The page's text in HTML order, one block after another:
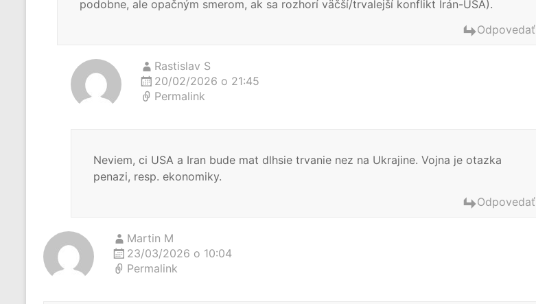
podobne, ale opačným smerom, ak sa rozhorí väčší/trvalejší konflikt Irán-USA).
Odpovedať
Rastislav S
20/02/2026 o 21:45
Permalink
Neviem, ci USA a Iran bude mat dlhsie trvanie nez na Ukrajine. Vojna je otazka
penazi, resp. ekonomiky.
Odpovedať
Martin M
23/03/2026 o 10:04
Permalink